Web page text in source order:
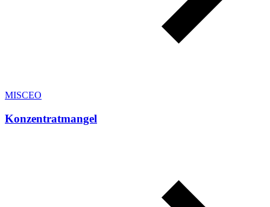
MISCEO
Konzentratmangel